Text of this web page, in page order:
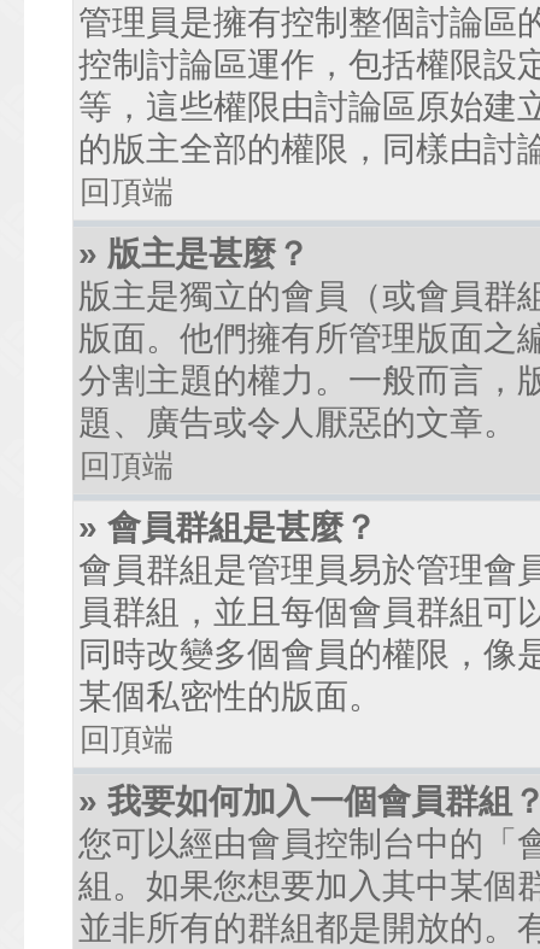
管理員是擁有控制整個討論區
控制討論區運作，包括權限設
等，這些權限由討論區原始建
的版主全部的權限，同樣由討
回頂端
» 版主是甚麼？
版主是獨立的會員（或會員群
版面。他們擁有所管理版面之
分割主題的權力。一般而言，
題、廣告或令人厭惡的文章。
回頂端
» 會員群組是甚麼？
會員群組是管理員易於管理會
員群組，並且每個會員群組可
同時改變多個會員的權限，像
某個私密性的版面。
回頂端
» 我要如何加入一個會員群組
您可以經由會員控制台中的「
組。如果您想要加入其中某個
並非所有的群組都是開放的。